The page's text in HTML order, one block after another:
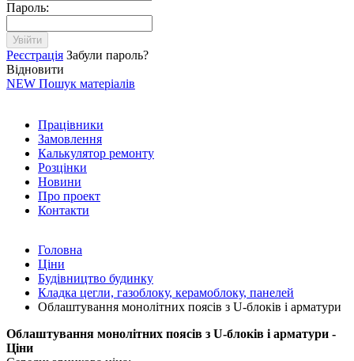
Пароль:
Увійти
Реєстрація Забули пароль?
Відновити
NEW Пошук матеріалів
Працівники
Замовлення
Калькулятор ремонту
Розцінки
Новини
Про проект
Контакти
Головна
Ціни
Будівництво будинку
Кладка цегли, газоблоку, керамоблоку, панелей
Облаштування монолітних поясів з U-блоків і арматури
Облаштування монолітних поясів з U-блоків і арматури -
Ціни